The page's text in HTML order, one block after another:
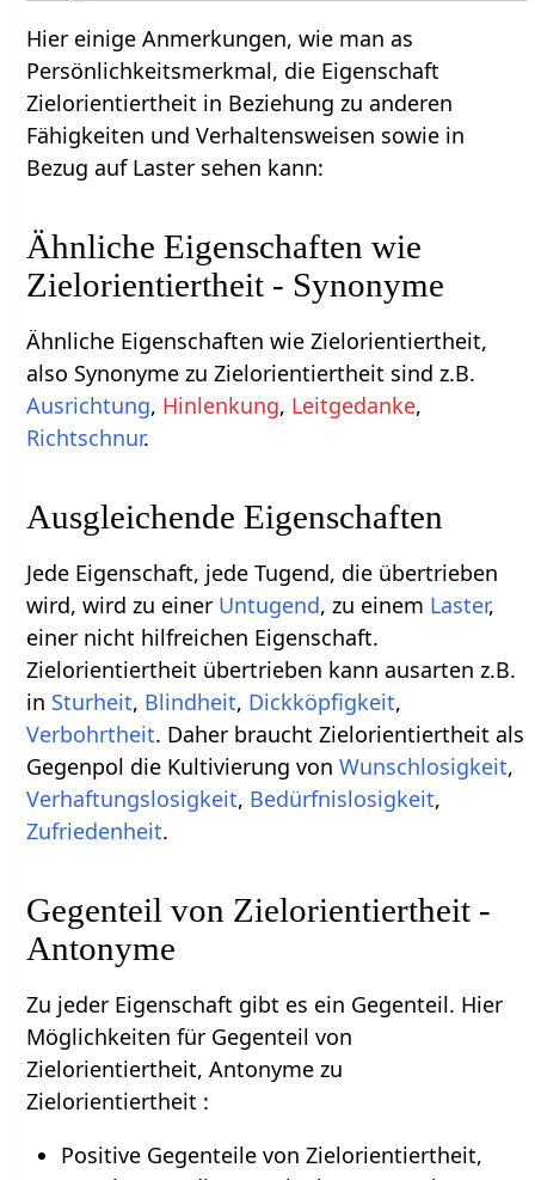
Hier einige Anmerkungen, wie man as
Persönlichkeitsmerkmal, die Eigenschaft
Zielorientiertheit in Beziehung zu anderen
Fähigkeiten und Verhaltensweisen sowie in
Bezug auf Laster sehen kann:
Ähnliche Eigenschaften wie
Zielorientiertheit - Synonyme
Ähnliche Eigenschaften wie Zielorientiertheit,
also Synonyme zu Zielorientiertheit sind z.B.
Ausrichtung, Hinlenkung, Leitgedanke,
Richtschnur.
Ausgleichende Eigenschaften
Jede Eigenschaft, jede Tugend, die übertrieben
wird, wird zu einer Untugend, zu einem Laster,
einer nicht hilfreichen Eigenschaft.
Zielorientiertheit übertrieben kann ausarten z.B.
in Sturheit, Blindheit, Dickköpfigkeit,
Verbohrtheit. Daher braucht Zielorientiertheit als
Gegenpol die Kultivierung vonWunschlosigkeit,
Verhaftungslosigkeit, Bedürfnislosigkeit,
Zufriedenheit.
Gegenteil von Zielorientiertheit -
Antonyme
Zu jeder Eigenschaft gibt es ein Gegenteil. Hier
Möglichkeiten für Gegenteil von
Zielorientiertheit, Antonyme zu
Zielorientiertheit :
Positive Gegenteile von Zielorientiertheit,